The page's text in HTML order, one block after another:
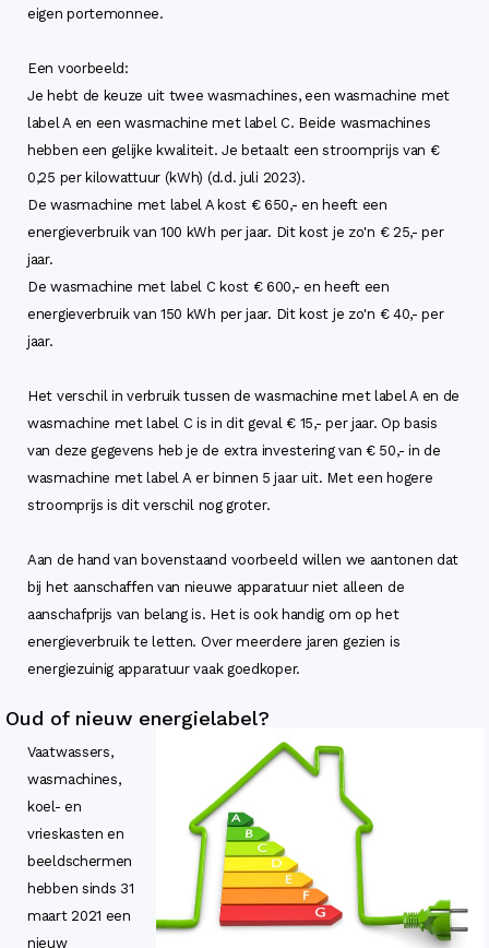
eigen portemonnee.
Een voorbeeld:
Je hebt de keuze uit twee wasmachines, een wasmachine met
label A en een wasmachine met label C. Beide wasmachines
hebben een gelijke kwaliteit. Je betaalt een stroomprijs van €
0,25 per kilowattuur (kWh) (d.d. juli 2023).
De wasmachine met label A kost € 650,- en heeft een
energieverbruik van 100 kWh per jaar. Dit kost je zo'n € 25,- per
jaar.
De wasmachine met label C kost € 600,- en heeft een
energieverbruik van 150 kWh per jaar. Dit kost je zo'n € 40,- per
jaar.
Het verschil in verbruik tussen de wasmachine met label A en de
wasmachine met label C is in dit geval € 15,- per jaar. Op basis
van deze gegevens heb je de extra investering van € 50,- in de
wasmachine met label A er binnen 5 jaar uit. Met een hogere
stroomprijs is dit verschil nog groter.
Aan de hand van bovenstaand voorbeeld willen we aantonen dat
bij het aanschaffen van nieuwe apparatuur niet alleen de
aanschafprijs van belang is. Het is ook handig om op het
energieverbruik te letten. Over meerdere jaren gezien is
energiezuinig apparatuur vaak goedkoper.
Oud of nieuw energielabel?
Vaatwassers,
wasmachines,
koel- en
vrieskasten en
beeldschermen
hebben sinds 31
maart 2021 een
nieuw